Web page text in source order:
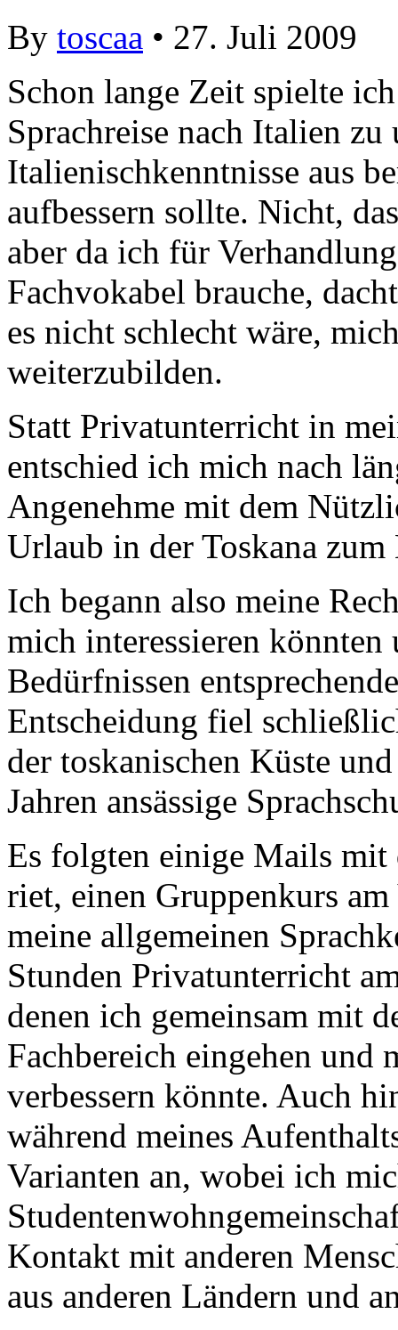
By toscaa • 27. Juli 2009
Schon lange Zeit spielte
Sprachreise nach Italien
Italienischkenntnisse aus
aufbessern sollte. Nicht,
aber da ich für
Fachvokabel brauche,
es nicht schlecht wäre,
weiterzubilden.
Statt Privatunterricht in
entschied ich mich nach
Angenehme mit dem
Urlaub in der Toskana
Ich begann also meine
mich interessieren könnten
Bedürfnissen
Entscheidung fiel
der toskanischen Küste
Jahren ansässige
Es folgten einige Mails mit
riet, einen Gruppenkurs
meine allgemeinen
Stunden Privatunterricht
denen ich gemeinsam mit
Fachbereich eingehen und
verbessern könnte. Auch
während meines
Varianten an, wobei ich
Kontakt mit anderen
aus anderen Ländern und